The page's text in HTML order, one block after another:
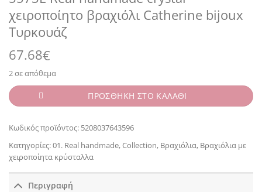
χειροποίητο βραχιόλι Catherine bijoux
Τυρκουάζ
67.68€
2 σε απόθεμα
ΠΡΟΣΘΗΚΗ ΣΤΟ ΚΑΛΑΘΙ
Κωδικός προϊόντος: 5208037643596
Κατηγορίες:01. Real handmade,Collection, Βραχιόλια, Βραχιόλια με
χειροποίητα κρύσταλλα
Περιγραφή